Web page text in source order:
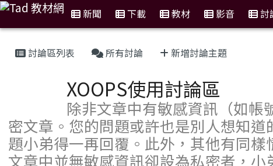
新聞 下載 教材 影音 討
討論區列表 所有討論 新增討論主題
XOOPS使用討論區
除非文章中有敏感資訊（如帳
密文章。您的問題或許也是別人想知
題小弟得一再回覆。此外，其他有同
文章中並無敏感資訊卻設為私密者，